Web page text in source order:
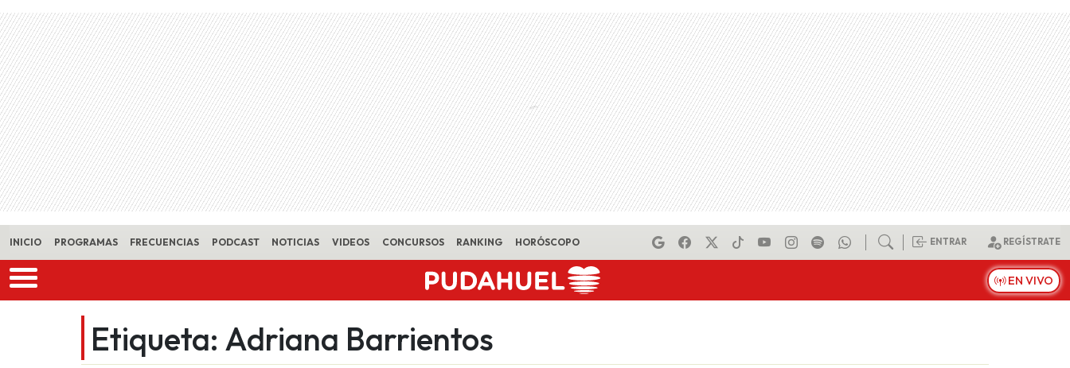
Skip to main content
INICIO PROGRAMAS FRECUENCIAS PODCAST NOTICIAS VIDEOS CONCURSOS RANKING HORÓSCOPO ENTRAR REGÍSTRATE
EN VIVO
Etiqueta: Adriana Barrientos